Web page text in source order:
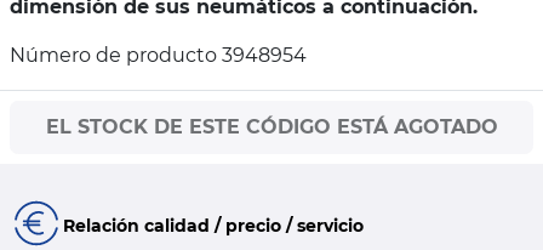
dimensión de sus neumáticos a continuación.
Número de producto 3948954
EL STOCK DE ESTE CÓDIGO ESTÁ AGOTADO
Relación calidad / precio / servicio